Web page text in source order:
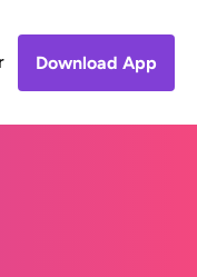
Download App